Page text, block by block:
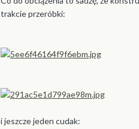
trakcie przeróbki:
i jeszcze jeden cudak: